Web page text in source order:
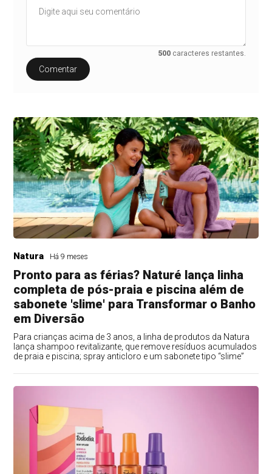
500 caracteres restantes.
Comentar
Natura Há 9 meses
Pronto para as férias? Naturé lança linha
completa de pós-praia e piscina além de
sabonete 'slime' para Transformar o Banho
em Diversão
Para crianças acima de 3 anos, a linha de produtos da Natura
lança shampoo revitalizante, que remove resíduos acumulados
de praia e piscina; spray anticloro e um sabonete tipo “slime”